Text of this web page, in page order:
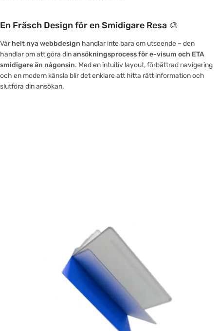
En Fräsch Design för en Smidigare Resa 🎨
Vårhelt nya webbdesign handlar inte bara om utseende – den
handlar om att göra dinansökningsprocess för e-visum och ETA
smidigare än någonsin. Med en intuitiv layout, förbättrad navigering
och en modern känsla blir det enklare att hitta rätt information och
slutföra din ansökan.